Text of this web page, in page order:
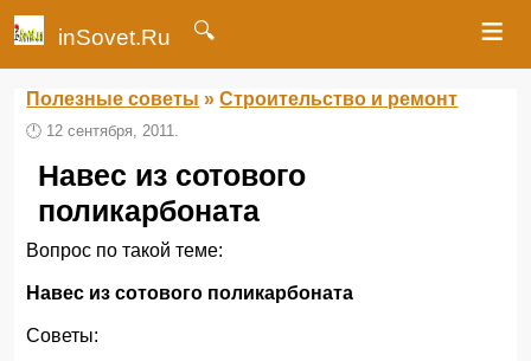
inSovet.Ru 🔍 ≡
Полезные советы »Строительство и ремонт
🕛 12 сентября, 2011.
Навес из сотового
поликарбоната
Вопрос по такой теме:
Навес из сотового поликарбоната
Советы: